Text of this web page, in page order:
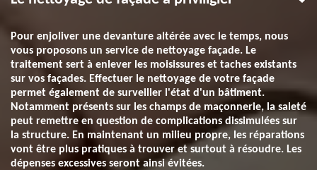
Pour enjoliver une devanture altérée avec le temps, nous
vous proposons un service de nettoyage façade. Le
traitement sert à enlever les moisissures et taches existants
sur vos façades. Effectuer le nettoyage de votre façade
permet également de surveiller l'état d'un bâtiment.
Notamment présents sur les champs de maçonnerie, la saleté
peut remettre en question de complications dissimulées sur
la structure. En maintenant un milieu propre, les réparations
vont être plus pratiques à trouver et surtout à résoudre. Les
dépenses excessives seront ainsi évitées.